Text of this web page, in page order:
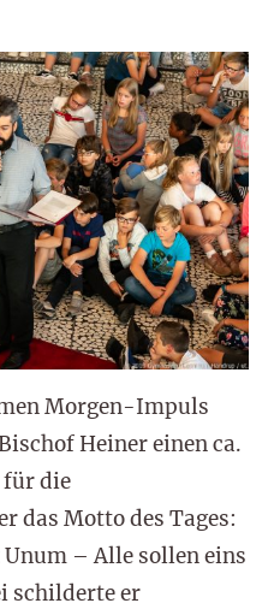
Morgen-Impuls
Heiner einen ca.
die
das Motto des Tages:
– Alle sollen eins
schilderte er